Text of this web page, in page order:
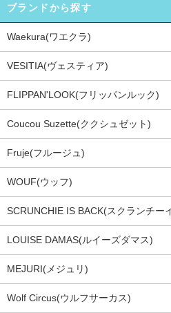
ブランドから探す
Waekura(ワエクラ)
VESITIA(ヴェスティア)
FLIPPAN'LOOK(フリッパンルック)
Coucou Suzette(ククシュゼット)
Fruje(フルージュ)
WOUF(ウッフ)
SCRUNCHIE IS BACK(スクランチー
LOUISE DAMAS(ルイーズダマス)
MEJURI(メジュリ)
Wolf Circus(ウルフサーカス)